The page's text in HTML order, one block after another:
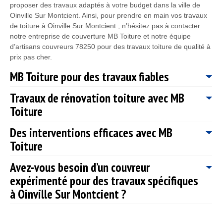
proposer des travaux adaptés à votre budget dans la ville de
Oinville Sur Montcient. Ainsi, pour prendre en main vos travaux
de toiture à Oinville Sur Montcient ; n’hésitez pas à contacter
notre entreprise de couverture MB Toiture et notre équipe
d’artisans couvreurs 78250 pour des travaux toiture de qualité à
prix pas cher.
MB Toiture pour des travaux fiables
Notre entreprise de couverture MB Toiture a les connaissances
nécessaires pour s’occuper de tous les travaux qui doivent être
en vigueur et les normes de sécurité. Peu importe les saisons,
sachez que, vous pouvez solliciter les savoir-faire de notre
entreprise de couverture MB Toiture à tout moment. Sachez
couvreurs 78250 qui ont les qualifications nécessaires pour
vous réaliser des travaux de qualité dans le domaine de la
toiture.
Travaux de rénovation toiture avec MB
Toiture
Disposant des savoir-faire nécessaire dans le domaine,
l’entreprise MB Toiture peut tout à fait s’occuper de la rénovation
Sachez que, vous pouvez faire confiance à notre entreprise et
nos artisans couvreurs 78250, qu’il s’agisse de rénovation
partielle ou complète de votre toiture à Oinville Sur Montcient.
Nous ferons un diagnostic complet de l’état de votre toit, et les
Des interventions efficaces avec MB
Toiture
Notre entreprise MB Toiture cherche tous les moyens, afin de
vous fournir une toiture qui pourra vous protéger contre les
diverses intempéries ainsi qu’une toiture parfaitement
esthétique, quelle que soit la nature de votre projet.
Avez-vous besoin d’un couvreur
expérimenté pour des travaux spécifiques
à Oinville Sur Montcient ?